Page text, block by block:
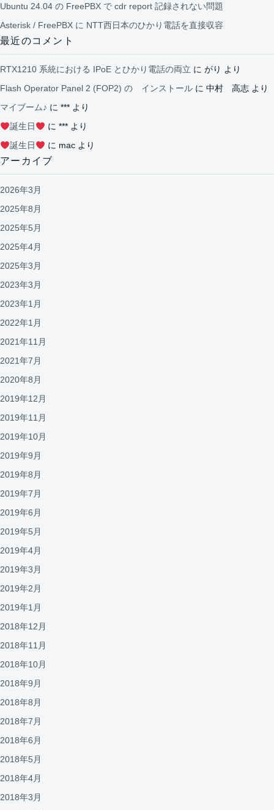
Ubuntu 24.04 の FreePBX で cdr report 記録されない問題
Asterisk / FreePBX に NTT西日本のひかり電話を直接収容
最近のコメント
RTX1210 系統における IPoE とひかり電話の両立 に がり より
Flash Operator Panel 2 (FOP2) の インストール に 中村 高志 より
マイブーム♪ に *** より
誕生日
に ***より
誕生日
に macより
アーカイブ
2026年3月
2025年8月
2025年5月
2025年4月
2025年3月
2023年3月
2023年1月
2022年1月
2021年11月
2021年7月
2020年8月
2019年12月
2019年11月
2019年10月
2019年9月
2019年8月
2019年7月
2019年6月
2019年5月
2019年4月
2019年3月
2019年2月
2019年1月
2018年12月
2018年11月
2018年10月
2018年9月
2018年8月
2018年7月
2018年6月
2018年5月
2018年4月
2018年3月